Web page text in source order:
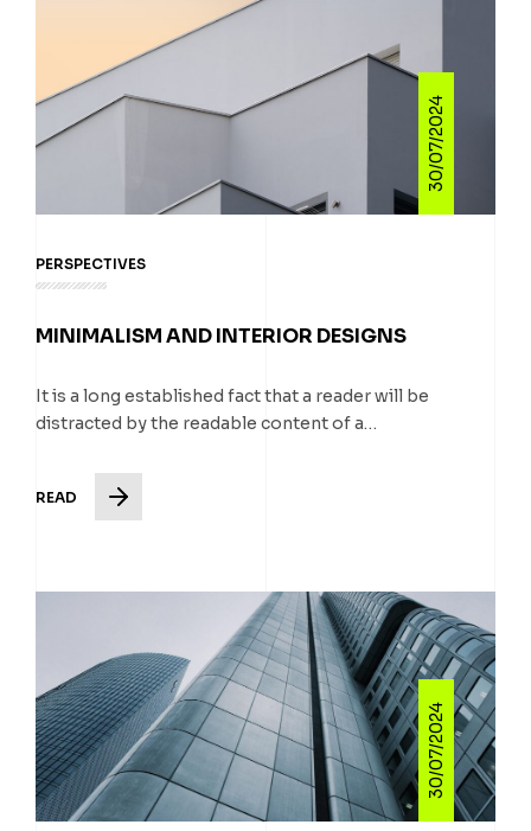
30/07/2024
PERSPECTIVES
MINIMALISM AND INTERIOR DESIGNS
It is a long established fact that a reader will be
distracted by the readable content of a…
READ
30/07/2024